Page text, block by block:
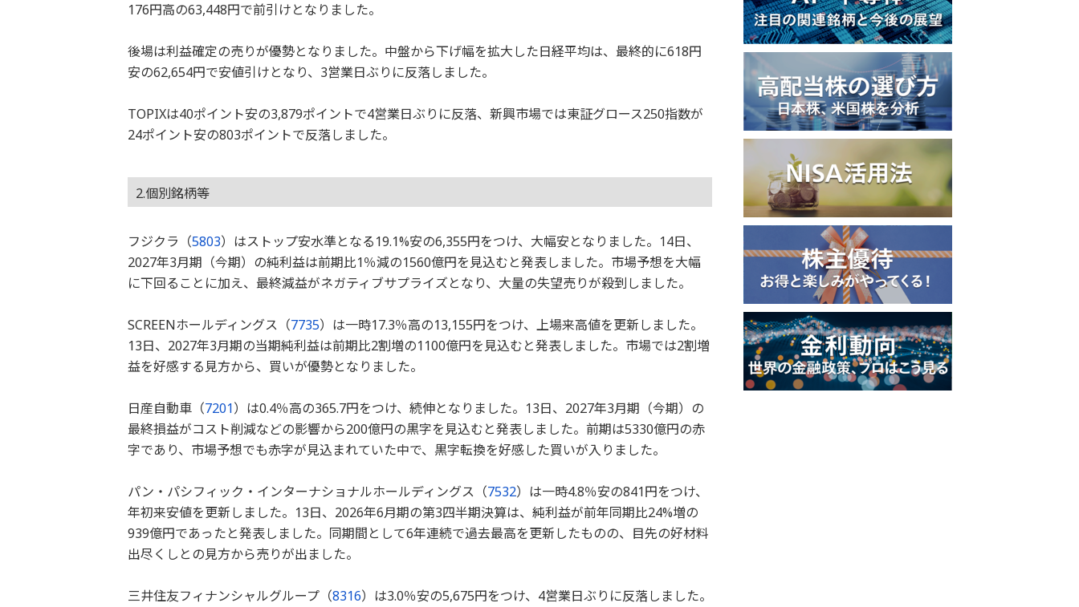
176円高の63,448円で前引けとなりました。
後場は利益確定の売りが優勢となりました。中盤から下げ幅を拡大した日経平均は、最終的に618円
安の62,654円で安値引けとなり、3営業日ぶりに反落しました。
TOPIXは40ポイント安の3,879ポイントで4営業日ぶりに反落、新興市場では東証グロース250指数が
24ポイント安の803ポイントで反落しました。
2.個別銘柄等
フジクラ（5803）はストップ安水準となる19.1%安の6,355円をつけ、大幅安となりました。14日、
2027年3月期（今期）の純利益は前期比1％減の1560億円を見込むと発表しました。市場予想を大幅
に下回ることに加え、最終減益がネガティブサプライズとなり、大量の失望売りが殺到しました。
SCREENホールディングス（7735）は一時17.3％高の13,155円をつけ、上場来高値を更新しました。
13日、2027年3月期の当期純利益は前期比2割増の1100億円を見込むと発表しました。市場では2割増
益を好感する見方から、買いが優勢となりました。
日産自動車（7201）は0.4％高の365.7円をつけ、続伸となりました。13日、2027年3月期（今期）の
最終損益がコスト削減などの影響から200億円の黒字を見込むと発表しました。前期は5330億円の赤
字であり、市場予想でも赤字が見込まれていた中で、黒字転換を好感した買いが入りました。
パン・パシフィック・インターナショナルホールディングス（7532）は一時4.8％安の841円をつけ、
年初来安値を更新しました。13日、2026年6月期の第3四半期決算は、純利益が前年同期比24%増の
939億円であったと発表しました。同期間として6年連続で過去最高を更新したものの、目先の好材料
出尽くしとの見方から売りが出ました。
三井住友フィナンシャルグループ（8316）は3.0％安の5,675円をつけ、4営業日ぶりに反落しました。